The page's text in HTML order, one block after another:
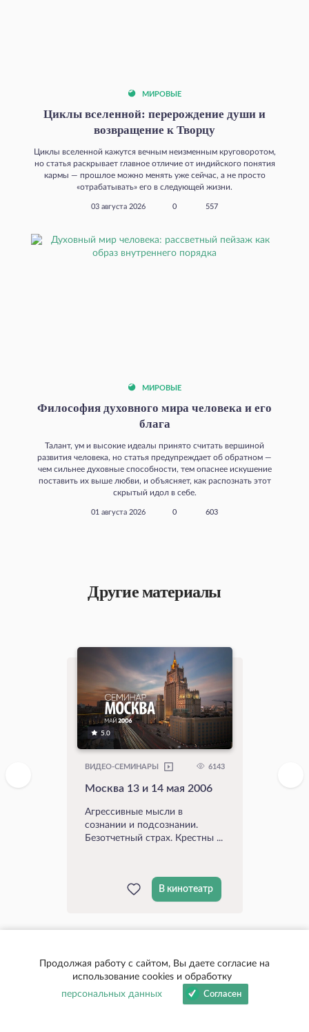
МИРОВЫЕ
Циклы вселенной: перерождение души и
возвращение к Творцу
Циклы вселенной кажутся вечным неизменным круговоротом,
но статья раскрывает главное отличие от индийского понятия
кармы — прошлое можно менять уже сейчас, а не просто
«отрабатывать» его в следующей жизни.
03 августа 2026 0 557
МИРОВЫЕ
Философия духовного мира человека и его
блага
Талант, ум и высокие идеалы принято считать вершиной
развития человека, но статья предупреждает об обратном —
чем сильнее духовные способности, тем опаснее искушение
поставить их выше любви, и объясняет, как распознать этот
скрытый идол в себе.
01 августа 2026 0 603
Другие материалы
5.0
ВИДЕО-СЕМИНАРЫ 6143
Москва 13 и 14 мая 2006
Агрессивные мысли в
сознании и подсознании.
Безотчетный страх. Крестны ...
В кинотеатр
Все видео
Продолжая работу с сайтом, Вы даете согласие на
использование cookies и обработку
персональных данных
Согласен